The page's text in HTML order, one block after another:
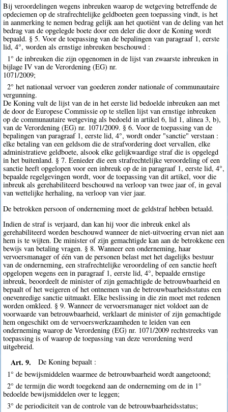
Bij veroordelingen wegens inbreuken waarop de wetgeving betreffende de
opdeciemen op de strafrechtelijke geldboeten geen toepassing vindt, is het
in aanmerking te nemen bedrag gelijk aan het quotiënt van de deling van het
bedrag van de opgelegde boete door een deler die door de Koning wordt
bepaald. § 5. Voor de toepassing van de bepalingen van paragraaf 1, eerste
lid, 4°, worden als ernstige inbreuken beschouwd :
1° de inbreuken die zijn opgenomen in de lijst van zwaarste inbreuken in
bijlage IV van de Verordening (EG) nr.
1071/2009;
2° het nationaal vervoer van goederen zonder nationale of communautaire
vergunning.
De Koning vult de lijst van de in het eerste lid bedoelde inbreuken aan met
de door de Europese Commissie op te stellen lijst van ernstige inbreuken
op de communautaire wetgeving als bedoeld in artikel 6, lid 1, alinea 3, b),
van de Verordening (EG) nr. 1071/2009. § 6. Voor de toepassing van de
bepalingen van paragraaf 1, eerste lid, 4°, wordt onder "sanctie" verstaan :
elke betaling van een geldsom die de strafvordering doet vervallen, elke
administratieve geldboete, alsook elke gelijkwaardige straf die is opgelegd
in het buitenland. § 7. Eenieder die een strafrechtelijke veroordeling of een
sanctie heeft opgelopen voor een inbreuk op de in paragraaf 1, eerste lid, 4°,
bepaalde regelgevingen wordt, voor de toepassing van dit artikel, voor die
inbreuk als gerehabiliteerd beschouwd na verloop van twee jaar of, in geval
van wettelijke herhaling, na verloop van vier jaar.
De betrokken persoon of onderneming moet de geldstraf hebben betaald.
Indien de straf is verjaard, dan kan hij voor die inbreuk enkel als
gerehabiliteerd worden beschouwd wanneer de niet-uitvoering ervan niet aan
hem is te wijten. De minister of zijn gemachtigde kan aan de betrokkene een
bewijs van betaling vragen. § 8. Wanneer een onderneming, haar
vervoersmanager of één van de personen belast met het dagelijks bestuur
van de onderneming, een strafrechtelijke veroordeling of een sanctie heeft
opgelopen wegens een in paragraaf 1, eerste lid, 4°, bepaalde ernstige
inbreuk, beoordeelt de minister of zijn gemachtigde de betrouwbaarheid en
bepaalt of het weigeren of het ontnemen van de betrouwbaarheidsstatus een
onevenredige sanctie uitmaakt. Elke beslissing in die zin moet met redenen
worden omkleed. § 9. Wanneer de vervoersmanager niet voldoet aan de
voorwaarde van betrouwbaarheid, verklaart de minister of zijn gemachtigde
hem ongeschikt om de vervoerswerkzaamheden te leiden van een
onderneming waarop de Verordening (EG) nr. 1071/2009 rechtstreeks van
toepassing is of waarop de toepassing van deze verordening werd
uitgebreid.
Art. 9.
De Koning bepaalt :
1° de bewijsmiddelen waarmee de betrouwbaarheid wordt aangetoond;
2° de termijn die wordt toegekend aan de onderneming om de in 1°
bedoelde bewijsmiddelen over te leggen;
3° de periodiciteit van de controle van de betrouwbaarheidsstatus;